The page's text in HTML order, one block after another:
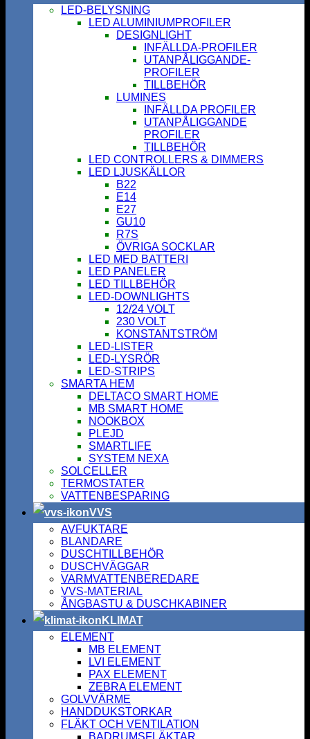
LED-BELYSNING
LED ALUMINIUMPROFILER
DESIGNLIGHT
INFÄLLDA-PROFILER
UTANPÅLIGGANDE-
PROFILER
TILLBEHÖR
LUMINES
INFÄLLDA PROFILER
UTANPÅLIGGANDE
PROFILER
TILLBEHÖR
LED CONTROLLERS & DIMMERS
LED LJUSKÄLLOR
B22
E14
E27
GU10
R7S
ÖVRIGA SOCKLAR
LED MED BATTERI
LED PANELER
LED TILLBEHÖR
LED-DOWNLIGHTS
12/24 VOLT
230 VOLT
KONSTANTSTRÖM
LED-LISTER
LED-LYSRÖR
LED-STRIPS
SMARTA HEM
DELTACO SMART HOME
MB SMART HOME
NOOKBOX
PLEJD
SMARTLIFE
SYSTEM NEXA
SOLCELLER
TERMOSTATER
VATTENBESPARING
VVS
AVFUKTARE
BLANDARE
DUSCHTILLBEHÖR
DUSCHVÄGGAR
VARMVATTENBEREDARE
VVS-MATERIAL
ÅNGBASTU & DUSCHKABINER
KLIMAT
ELEMENT
MB ELEMENT
LVI ELEMENT
PAX ELEMENT
ZEBRA ELEMENT
GOLVVÄRME
HANDDUKSTORKAR
FLÄKT OCH VENTILATION
BADRUMSFLÄKTAR